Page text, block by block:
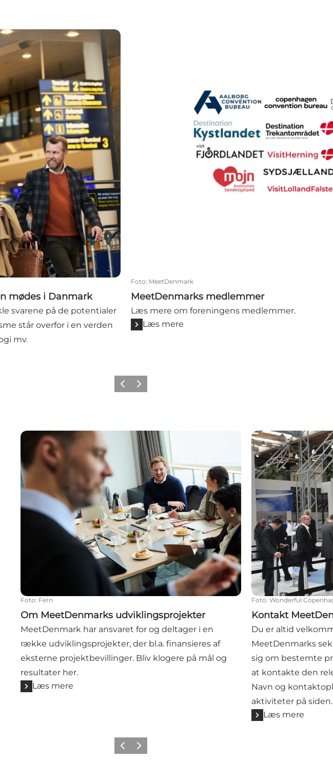
i Danmark
mødes i Danmark
svarene på de potentialer
står overfor i en verden
mv.
Foto: MeetDenmark
MeetDenmarks medlemmer
Læs mere om foreningens medlemmer.
Læs mere
ForrigeNæste
Om MeetDenmarks udviklingsprojekter
Foto: Fern
Om MeetDenmarks udviklingsprojekter
MeetDenmark har ansvaret for og deltager i en
række udviklingsprojekter, der bl.a. finansieres af
eksterne projektbevillinger. Bliv klogere på mål og
resultater her.
Læs mere
Kontakt
Foto: Wonderful
Kontakt
Du er altid
MeetDenmarks
sig om bestemte
at kontakte den
Navn og
aktiviteter på siden.
Læs mere
ForrigeNæste